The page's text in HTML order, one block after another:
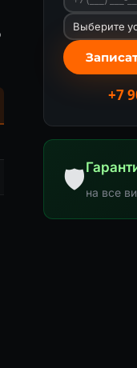
+7
🛡на все